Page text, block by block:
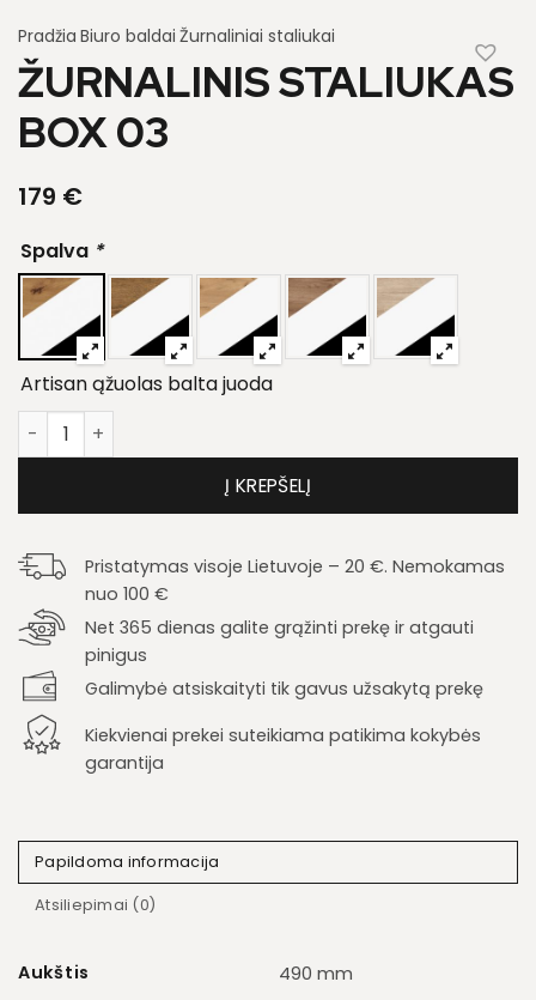
Pradžia Biuro baldai Žurnaliniai staliukai
ŽURNALINIS STALIUKAS
BOX 03
179 €
Spalva *
Artisan ąžuolas balta juoda
produkto kiekis: Žurnalinis staliukas Box 03
Į KREPŠELĮ
Pristatymas visoje Lietuvoje – 20 €. Nemokamas
nuo 100 €
Net 365 dienas galite grąžinti prekę ir atgauti
pinigus
Galimybė atsiskaityti tik gavus užsakytą prekę
Kiekvienai prekei suteikiama patikima kokybės
garantija
Papildoma informacija
Atsiliepimai (0)
Aukštis 490 mm